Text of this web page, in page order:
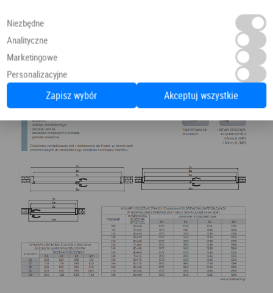
Niezbędne
Analityczne
Marketingowe
Personalizacyjne
Zapisz wybór Akceptuj wszystkie